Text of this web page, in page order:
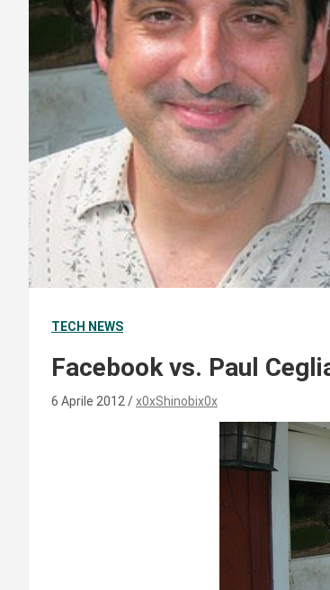
TECH NEWS
Facebook vs. Paul
6 Aprile 2012 x0xShinobix0x